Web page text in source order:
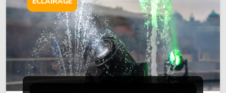
PSSO PA Set PRO M MK2
No. 20000457L'article n'est plus disponible
émotionnelles.